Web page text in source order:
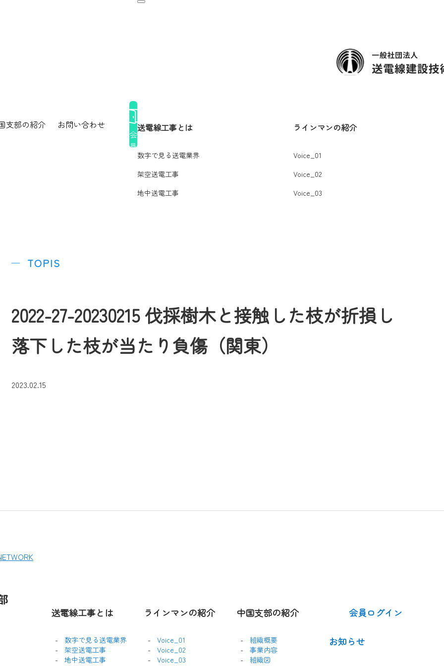
支部の紹介
お問い合わせ
会
員
toggle navigation
送電線工事とは
数字で見る送電業界
架空送電工事
地中送電工事
ラインマンの紹介
Voice_01
Voice_02
Voice_03
TOPIS
2022-27-20230215 伐採樹木と接触した枝が折損し
落下した枝が当たり負傷（関東）
2023.02.15
送電線工事とは
数字で見る送電業界
架空送電工事
地中送電工事
ラインマンの紹介
Voice_01
Voice_02
Voice_03
中国支部の紹介
組織概要
事業内容
組織図
会員ログイン
お知らせ